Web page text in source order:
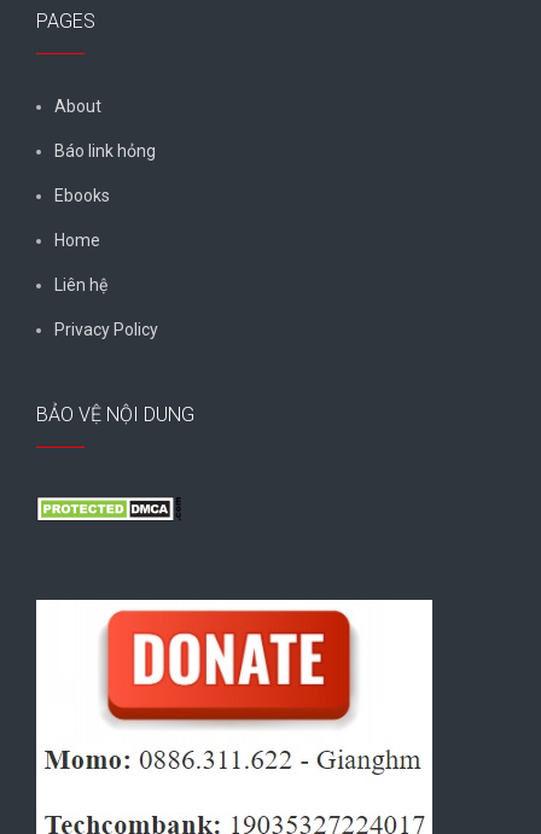
PAGES
About
Báo link hỏng
Ebooks
Home
Liên hệ
Privacy Policy
BẢO VỆ NỘI DUNG